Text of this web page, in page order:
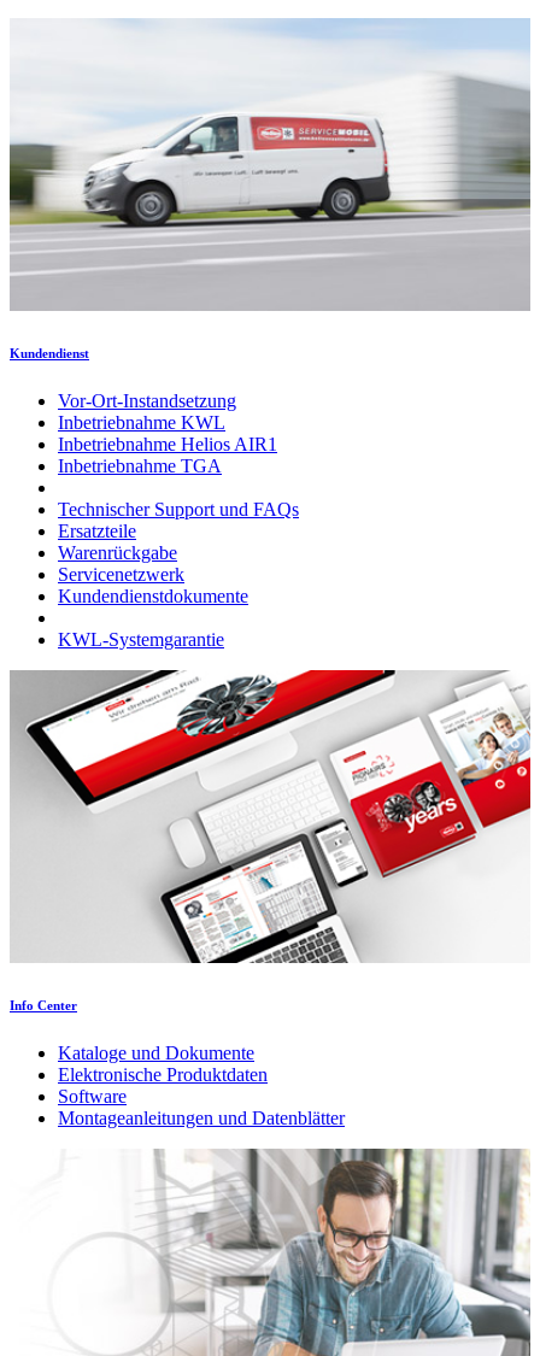
Kundendienst
Vor-Ort-Instandsetzung
Inbetriebnahme KWL
Inbetriebnahme Helios AIR1
Inbetriebnahme TGA
Technischer Support und FAQs
Ersatzteile
Warenrückgabe
Servicenetzwerk
Kundendienstdokumente
KWL-Systemgarantie
Info Center
Kataloge und Dokumente
Elektronische Produktdaten
Software
Montageanleitungen und Datenblätter